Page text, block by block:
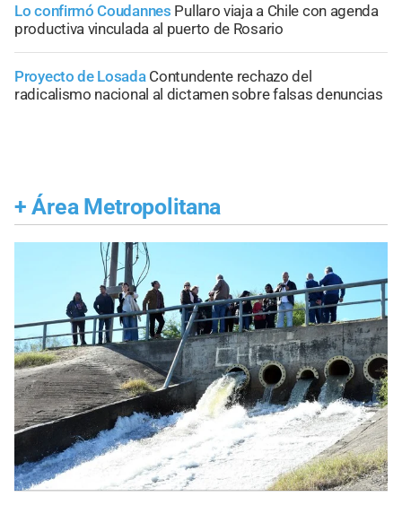
Lo confirmó Coudannes Pullaro viaja a Chile con agenda
productiva vinculada al puerto de Rosario
Proyecto de Losada Contundente rechazo del
radicalismo nacional al dictamen sobre falsas denuncias
+ Área Metropolitana